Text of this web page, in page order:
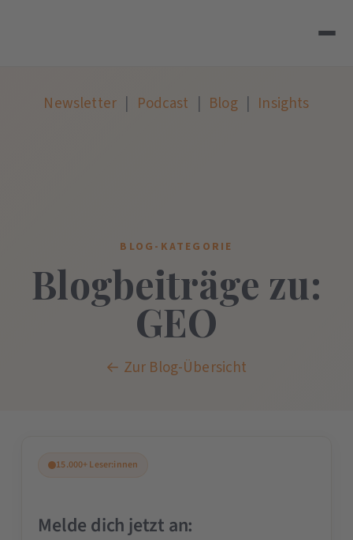
Newsletter Podcast Blog Insights
BLOG-KATEGORIE
Blogbeiträge zu:
GEO
← Zur Blog-Übersicht
15.000+ Leser:innen
Melde dich jetzt an: